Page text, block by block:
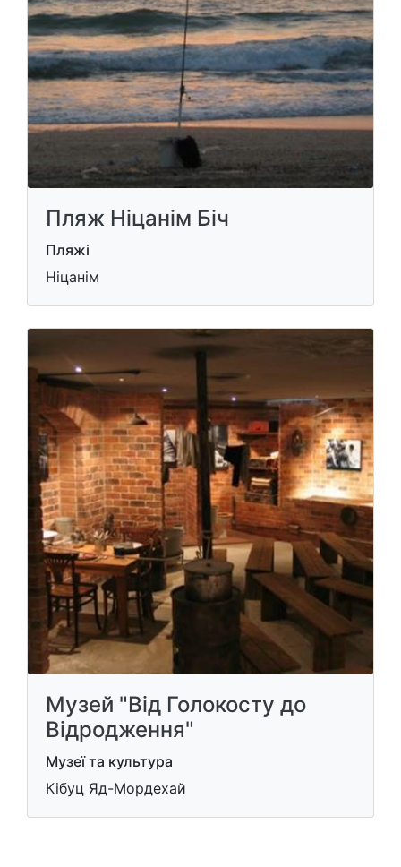
Пляж Ніцанім Біч
Пляжі
Ніцанім
Музей "Від Голокосту до
Відродження"
Музеї та культура
Кібуц Яд-Мордехай